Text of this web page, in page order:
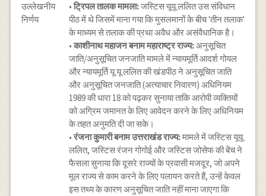
उल्लेखनीय
निर्णय
• ट्रिपल तालक मामला:जस्टिस यूयू ललित उस संविधान
पीठ में थे जिसमें माना गया कि मुसलमानों के बीच 'तीन तलाक'
के माध्यम से तलाक की प्रथा अवैध और असंवैधानिक है।
• काशीनाथ महाजन बनाम महाराष्ट्र राज्य:अनुसूचित
जाति/अनुसूचित जनजाति मामले में न्यायमूर्ति आदर्श गोयल
और न्यायमूर्ति यू यू ललित की खंडपीठ ने अनुसूचित जाति
और अनुसूचित जनजाति (अत्याचार निवारण) अधिनियम
1989 की धारा 18 को पढ़कर सुनाया ताकि आरोपी व्यक्तियों
को अग्रिम जमानत के लिए आवेदन करने के लिए अधिनियम
के तहत अनुमति दी जा सके।
• रंजना कुमारी बनाम उत्तराखंड राज्य:मामले में जस्टिस यूयू
ललित, जस्टिस रंजन गोगोई और जस्टिस जोसेफ की बेंच ने
फैसला सुनाया कि दूसरे राज्यों के प्रवासी मजदूर, जो अपने
मूल राज्य से काम करने के लिए पलायन करते हैं, उन्हें केवल
इस तथ्य के कारण अनुसूचित जाति नहीं माना जाएगा कि